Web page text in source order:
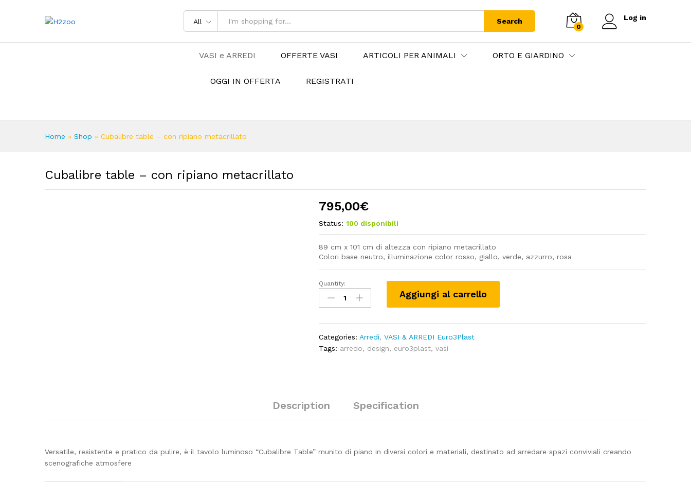
All Search
0
Log in
VASI e ARREDI OFFERTE VASI ARTICOLI PER ANIMALI ORTO E GIARDINO
OGGI IN OFFERTA REGISTRATI
Home » Shop » Cubalibre table – con ripiano metacrillato
Cubalibre table – con ripiano metacrillato
795,00€
Status: 100 disponibili
89 cm x 101 cm di altezza con ripiano metacrillato
Colori base neutro, illuminazione color rosso, giallo, verde, azzurro, rosa
Cubalibre
table
-
metacrillato
quantity
Quantity:
Aggiungi al carrello
Categories: Arredi,VASI & ARREDI Euro3Plast
Tags: arredo, design, euro3plast,vasi
Description Specification
Versatile, resistente e pratico da pulire, è il tavolo luminoso “Cubalibre Table” munito di piano in diversi colori e materiali, destinato ad arredare spazi conviviali creando
scenografiche atmosfere